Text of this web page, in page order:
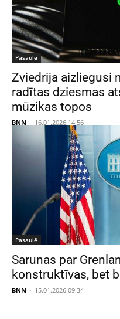
Pasaulē
Zviedrija aizliegusi
radītas dziesmas
mūzikas topos
BNN - 16.01.2026 14:56
Pasaulē
Sarunas par
konstruktīvas, bet
BNN - 15.01.2026 09:34